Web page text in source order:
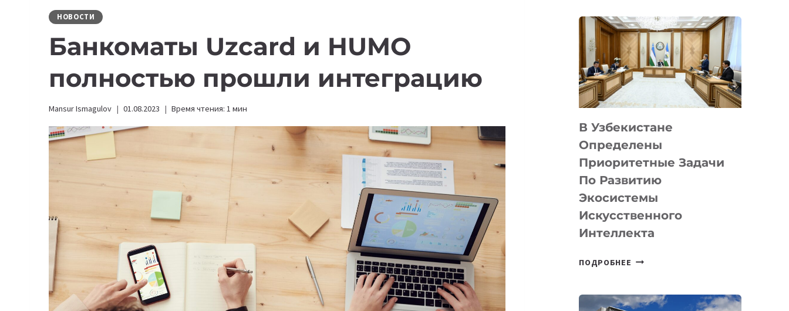
НОВОСТИ
Банкоматы Uzcard и HUMO
полностью прошли интеграцию
Mansur Ismagulov 01.08.2023 Время чтения: 1 мин
В Узбекистане
Определены
Приоритетные Задачи
По Развитию
Экосистемы
Искусственного
Интеллекта
ПОДРОБНЕЕ В
ПРИОРИТЕТНЫЕ